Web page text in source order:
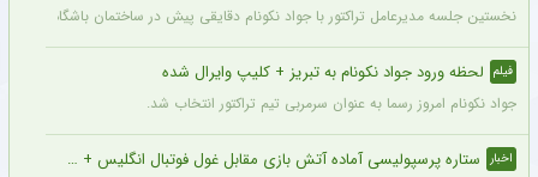
نخستین جلسه مدیرعامل تراکتور با جواد نکونام دقایقی پیش در ساختمان باشگاه برگزار
فیلم لحظه ورود جواد نکونام به تبریز + کلیپ وایرال شده
جواد نکونام امروز رسما به عنوان سرمربی تیم تراکتور انتخاب شد.
اخبار ستاره پرسپولیسی آماده آتش بازی مقابل غول فوتبال انگلیس + جزئیات